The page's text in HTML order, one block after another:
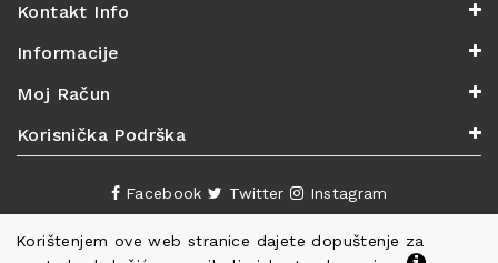
Korištenjem ove web stranice dajete dopuštenje za
Kontakt Info
Informacije
Moj Račun
Korisnička Podrška
Facebook Twitter Instagram